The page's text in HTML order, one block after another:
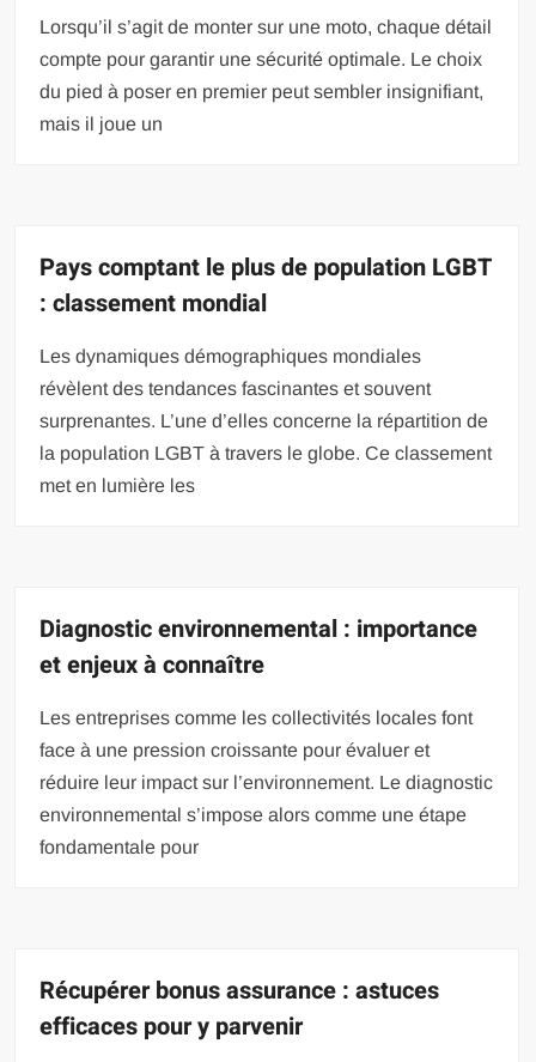
Lorsqu’il s’agit de monter sur une moto, chaque détail
compte pour garantir une sécurité optimale. Le choix
du pied à poser en premier peut sembler insignifiant,
mais il joue un
Pays comptant le plus de population LGBT
: classement mondial
Les dynamiques démographiques mondiales
révèlent des tendances fascinantes et souvent
surprenantes. L’une d’elles concerne la répartition de
la population LGBT à travers le globe. Ce classement
met en lumière les
Diagnostic environnemental : importance
et enjeux à connaître
Les entreprises comme les collectivités locales font
face à une pression croissante pour évaluer et
réduire leur impact sur l’environnement. Le diagnostic
environnemental s’impose alors comme une étape
fondamentale pour
Récupérer bonus assurance : astuces
efficaces pour y parvenir